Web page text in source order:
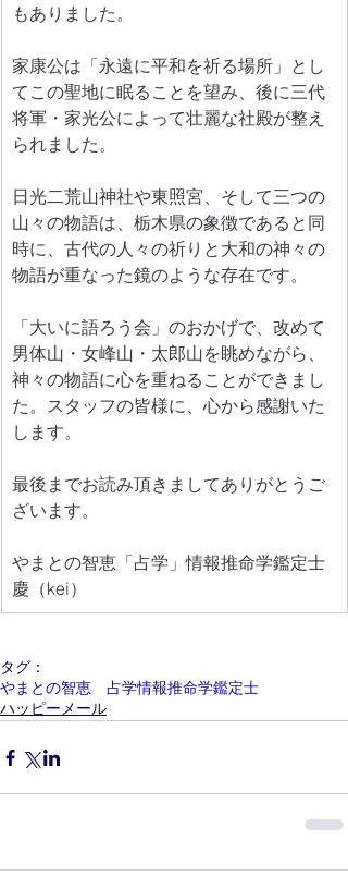
もありました。
家康公は「永遠に平和を祈る場所」とし
てこの聖地に眠ることを望み、後に三代
将軍・家光公によって壮麗な社殿が整え
られました。
日光二荒山神社や東照宮、そして三つの
山々の物語は、栃木県の象徴であると同
時に、古代の人々の祈りと大和の神々の
物語が重なった鏡のような存在です。
「大いに語ろう会」のおかげで、改めて
男体山・女峰山・太郎山を眺めながら、
神々の物語に心を重ねることができまし
た。スタッフの皆様に、心から感謝いた
します。
最後までお読み頂きましてありがとうご
ざいます。
やまとの智恵「占学」情報推命学鑑定士
慶（kei）
タグ：
やまとの智恵 占学情報推命学鑑定士
ハッピーメール